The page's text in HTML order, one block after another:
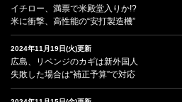
イチロー、満票で米殿堂入りか!?
米に衝撃、高性能の“安打製造機”
2024年11月19日(火)更新
広島、リベンジのカギは新外国人
失敗した場合は“補正予算”で対応